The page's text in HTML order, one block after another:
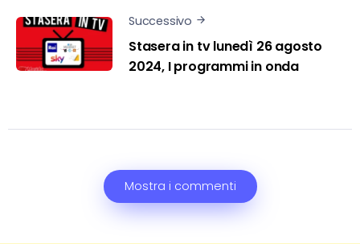
Successivo
Stasera in tv lunedì 26 agosto
2024, I programmi in onda
Mostra i commenti